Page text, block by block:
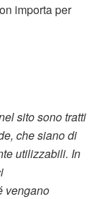
importa per
sito sono tratti
che siano di
utilizzabili. In
vengano